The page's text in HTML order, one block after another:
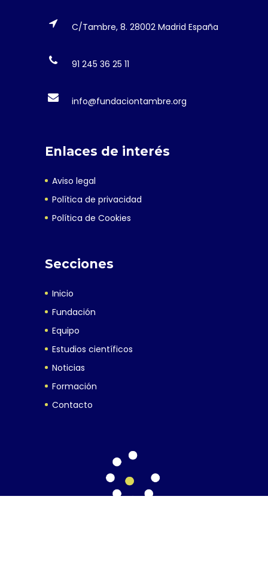
C/Tambre, 8. 28002 Madrid España
91 245 36 25 11
info@fundaciontambre.org
Enlaces de interés
Aviso legal
Política de privacidad
Política de Cookies
Secciones
Inicio
Fundación
Equipo
Estudios científicos
Noticias
Formación
Contacto